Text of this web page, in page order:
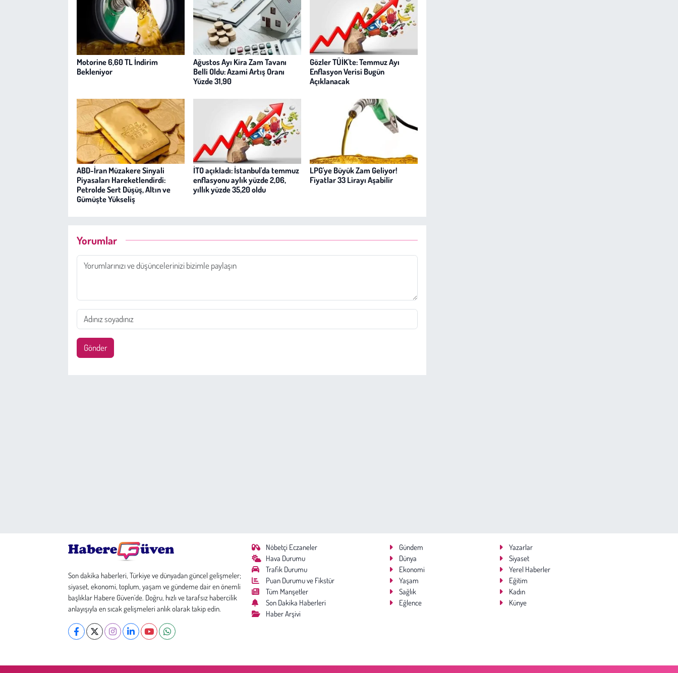
Motorine 6,60 TL İndirim
Bekleniyor
Ağustos Ayı Kira Zam Tavanı
Belli Oldu: Azami Artış Oranı
Yüzde 31,90
Gözler TÜİK'te: Temmuz Ayı
Enflasyon Verisi Bugün
Açıklanacak
ABD-İran Müzakere Sinyali
Piyasaları Hareketlendirdi:
Petrolde Sert Düşüş, Altın ve
Gümüşte Yükseliş
İTO açıkladı: İstanbul'da temmuz
enflasyonu aylık yüzde 2,06,
yıllık yüzde 35,20 oldu
LPG'ye Büyük Zam Geliyor!
Fiyatlar 33 Lirayı Aşabilir
Yorumlar
Gönder
Son dakika haberleri, Türkiye ve dünyadan güncel gelişmeler;
siyaset, ekonomi, toplum, yaşam ve gündeme dair en önemli
başlıklar Habere Güven’de. Doğru, hızlı ve tarafsız habercilik
anlayışıyla en sıcak gelişmeleri anlık olarak takip edin.
Nöbetçi Eczaneler
Hava Durumu
Trafik Durumu
Puan Durumu ve Fikstür
Tüm Manşetler
Son Dakika Haberleri
Haber Arşivi
Gündem
Yazarlar
Dünya
Siyaset
Ekonomi
Yerel Haberler
Yaşam
Eğitim
Sağlık
Kadın
Eğlence
Künye